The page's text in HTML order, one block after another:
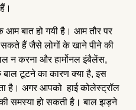
आम बात हो गयी है। आम तौर पर
हैं जैसे लोगों के खाने पीने की
न करना और हार्मोनल इंबैलेंस,
टूटने का कारण क्या है, इस
है। अगर आपको हाई कोलेस्ट्रॉल
समस्या हो सकती है। बाल झड़ने